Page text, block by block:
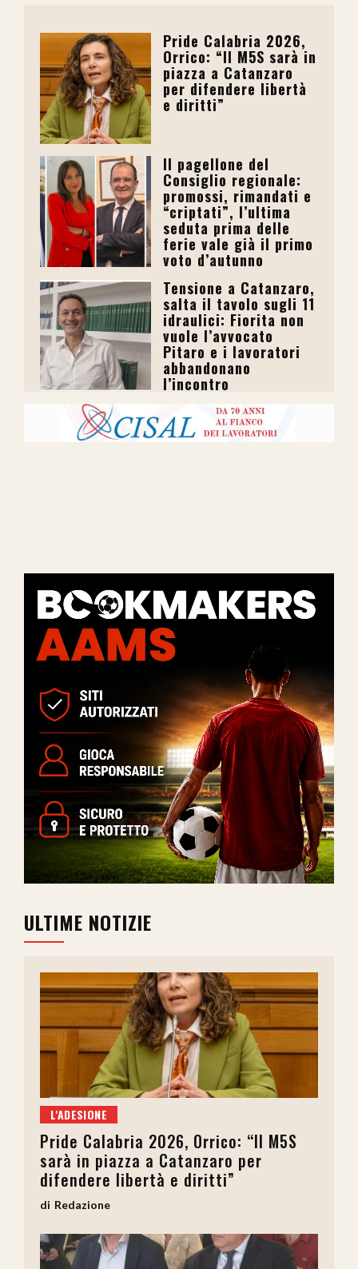
Pride Calabria 2026,
Orrico: “Il M5S sarà in
piazza a Catanzaro
per difendere libertà
e diritti”
Il pagellone del
Consiglio regionale:
promossi, rimandati e
“criptati”, l’ultima
seduta prima delle
ferie vale già il primo
voto d’autunno
Tensione a Catanzaro,
salta il tavolo sugli 11
idraulici: Fiorita non
vuole l’avvocato
Pitaro e i lavoratori
abbandonano
l’incontro
ULTIME NOTIZIE
L'ADESIONE
Pride Calabria 2026, Orrico: “Il M5S
sarà in piazza a Catanzaro per
difendere libertà e diritti”
Redazione